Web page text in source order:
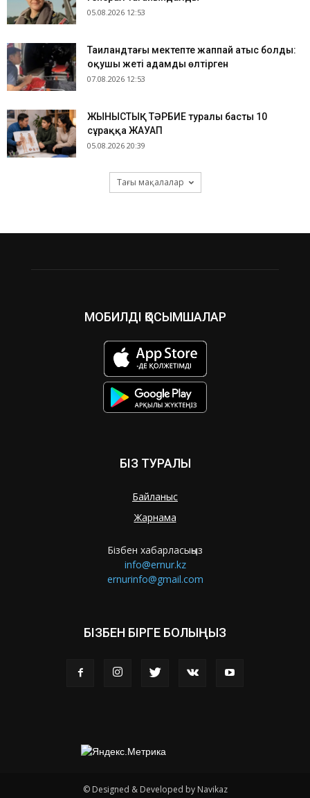
05.08.2026 12:53
Таиландтағы мектепте жаппай атыс болды:
оқушы жеті адамды өлтірген
07.08.2026 12:53
ЖЫНЫСТЫҚ ТӘРБИЕ туралы басты 10
сұраққа ЖАУАП
05.08.2026 20:39
Тағы мақалалар
МОБИЛДІ ҚОСЫМШАЛАР
БІЗ ТУРАЛЫ
Байланыс
Жарнама
Бізбен хабарласыңыз
info@ernur.kz
ernurinfo@gmail.com
БІЗБЕН БІРГЕ БОЛЫҢЫЗ
© Designed & Developed by Navikaz